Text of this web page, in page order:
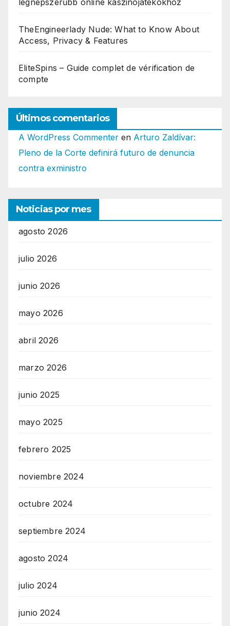
legnépszerűbb online kaszinójátékokhoz
TheEngineerlady Nude: What to Know About
Access, Privacy & Features
EliteSpins – Guide complet de vérification de
compte
Últimos comentarios
A WordPress Commenter en Arturo Zaldívar:
Pleno de la Corte definirá futuro de denuncia
contra exministro
Noticias por mes
agosto 2026
julio 2026
junio 2026
mayo 2026
abril 2026
marzo 2026
junio 2025
mayo 2025
febrero 2025
noviembre 2024
octubre 2024
septiembre 2024
agosto 2024
julio 2024
junio 2024